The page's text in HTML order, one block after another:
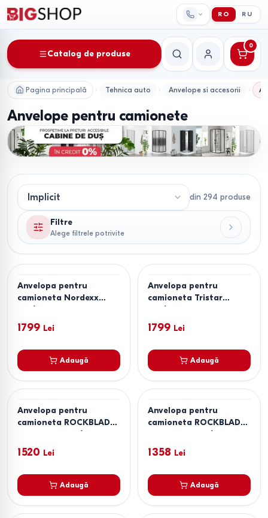
RO RU
Catalog de produse
CăutareContul meu
0
Pagina principală Tehnica auto Anvelope si accesorii
Anvelope pentru camionete
din 294 produse
Filtre
Alege filtrele potrivite
Anvelopa pentru
camioneta Nordexx
215/75R16C 113R
WinterSafe Van 2
1799 Lei
Adaugă
Anvelopa pentru
camioneta Tristar
195/75R16C 110R
SNOWPOWER VAN
1799 Lei
Adaugă
Anvelopa pentru
camioneta ROCKBLADE
Rock 989S 235/65 R16C
115/113R
1520 Lei
Adaugă
Anvelopa pentru
camioneta ROCKBLADE
Rock 989S 225/70 R15C
112/110R
1358 Lei
Adaugă